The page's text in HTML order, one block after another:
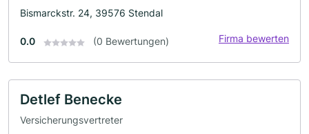
Bismarckstr. 24, 39576 Stendal
0.0 (0 Bewertungen) Firma bewerten
Detlef Benecke
Versicherungsvertreter